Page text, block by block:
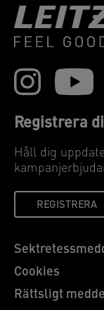
Registrera
Håll dig
REGISTRERA
Cookies
Rättsligt